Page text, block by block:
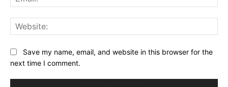
Save my name, email, and website in this browser for the
next time I comment.